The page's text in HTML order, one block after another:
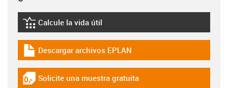
igus-icon-lebensdauerrechner
Calcule la vida útil
igus-icon-download-plan
Descargar archivos EPLAN
igus-icon-gratismuster
Solicite una muestra gratuita